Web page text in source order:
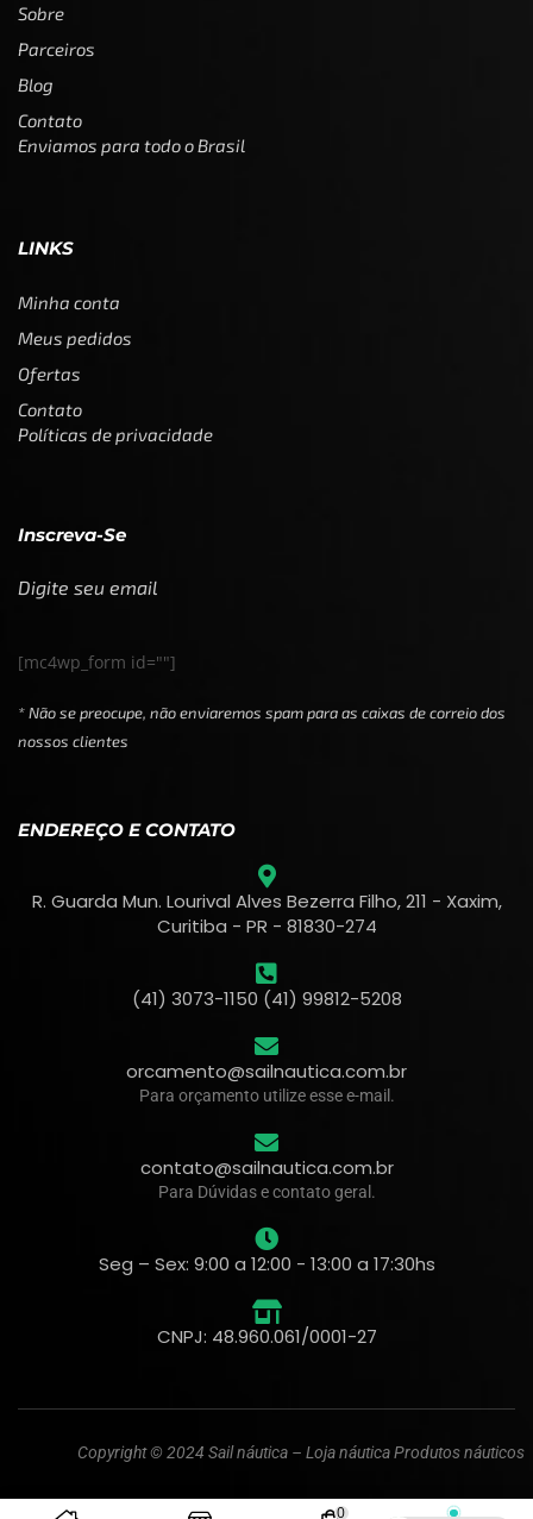
0
Sobre
Parceiros
Blog
Contato
Enviamos para todo o Brasil
LINKS
Minha conta
Meus pedidos
Ofertas
Contato
Políticas de privacidade
Inscreva-Se
Digite seu email
[mc4wp_form id=""]
* Não se preocupe, não enviaremos spam para as caixas de correio dos
nossos clientes
ENDEREÇO E CONTATO
R. Guarda Mun. Lourival Alves Bezerra Filho, 211 - Xaxim,
Curitiba - PR - 81830-274
(41) 3073-1150 (41) 99812-5208
orcamento@sailnautica.com.br
Para orçamento utilize esse e-mail.
contato@sailnautica.com.br
Para Dúvidas e contato geral.
Seg – Sex: 9:00 a 12:00 - 13:00 a 17:30hs
CNPJ: 48.960.061/0001-27
Copyright © 2024 Sail náutica – Loja náutica Produtos náuticos